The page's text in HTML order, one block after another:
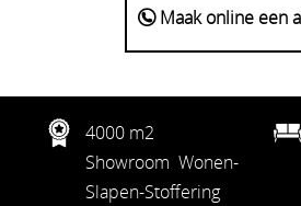
Maak online een
4000 m2
Showroom Wonen-
Slapen-Stoffering